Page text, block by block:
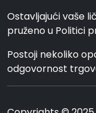
Ostavljajući vaše
pruženo u Politici
Postoji nekoliko
odgovornost